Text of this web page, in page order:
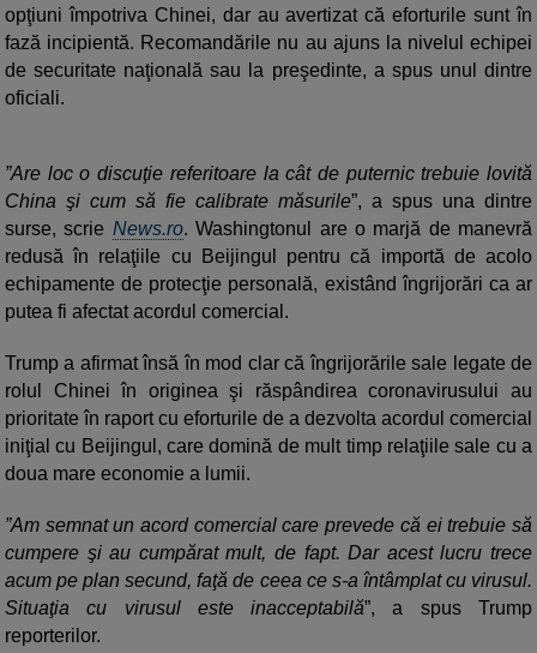
opţiuni împotriva Chinei, dar au avertizat că eforturile sunt în
fază incipientă. Recomandările nu au ajuns la nivelul echipei
de securitate naţională sau la preşedinte, a spus unul dintre
oficiali.
”Are loc o discuţie referitoare la cât de puternic trebuie lovită
China şi cum să fie calibrate măsurile”, a spus una dintre
surse, scrie News.ro. Washingtonul are o marjă de manevră
redusă în relaţiile cu Beijingul pentru că importă de acolo
echipamente de protecţie personală, existând îngrijorări ca ar
putea fi afectat acordul comercial.
Trump a afirmat însă în mod clar că îngrijorările sale legate de
rolul Chinei în originea şi răspândirea coronavirusului au
prioritate în raport cu eforturile de a dezvolta acordul comercial
iniţial cu Beijingul, care domină de mult timp relaţiile sale cu a
doua mare economie a lumii.
”Am semnat un acord comercial care prevede că ei trebuie să
cumpere şi au cumpărat mult, de fapt. Dar acest lucru trece
acum pe plan secund, faţă de ceea ce s-a întâmplat cu virusul.
Situaţia cu virusul este inacceptabilă”, a spus Trump
reporterilor.